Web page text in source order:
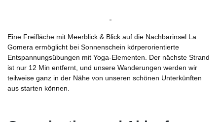
Eine Freifläche mit Meerblick & Blick auf die Nachbarinsel La
Gomera ermöglicht bei Sonnenschein körperorientierte
Entspannungsübungen mit Yoga-Elementen. Der nächste Strand
ist nur 12 Min entfernt, und unsere Wanderungen werden wir
teilweise ganz in der Nähe von unseren schönen Unterkünften
aus starten können.